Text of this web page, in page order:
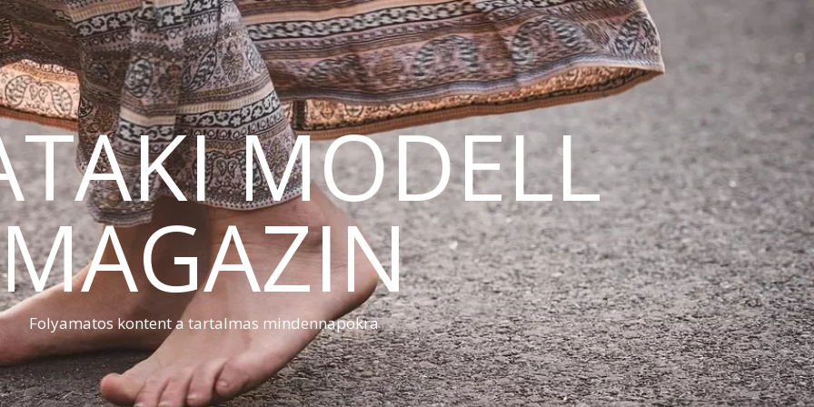
MODELL
MAGAZIN
Folyamatos kontent a tartalmas mindennapokra